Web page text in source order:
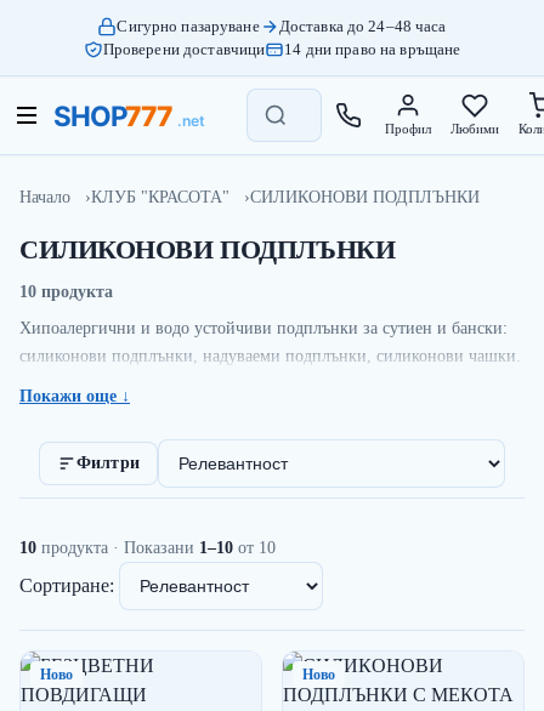
Сигурно пазаруване
Доставка до 24–48 часа
Проверени доставчици
14 дни право на връщане
Профил Любими
Начало КЛУБ "КРАСОТА" СИЛИКОНОВИ ПОДПЛЪНКИ
СИЛИКОНОВИ ПОДПЛЪНКИ
10 продукта
Хипоалергични и водо устойчиви подплънки за сутиен и бански:
силиконови подплънки, надуваеми подплънки, силиконови чашки.
Покажи още ↓
Филтри
Сортиране:
10 продукта · Показани 1–10 от 10
Сортиране:
Ново Ново